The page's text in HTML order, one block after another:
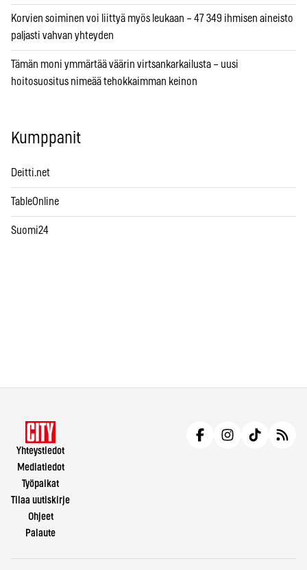
Korvien soiminen voi liittyä myös leukaan – 47 349 ihmisen aineisto
paljasti vahvan yhteyden
Tämän moni ymmärtää väärin virtsankarkailusta – uusi
hoitosuositus nimeää tehokkaimman keinon
Kumppanit
Deitti.net
TableOnline
Suomi24
Yhteystiedot
Mediatiedot
Työpaikat
Tilaa uutiskirje
Ohjeet
Palaute